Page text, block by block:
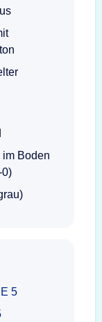
im Boden
0)
5